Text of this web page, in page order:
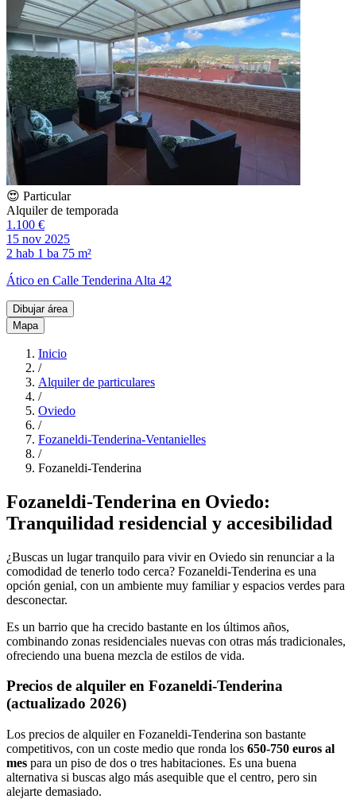
😍 Particular
Alquiler de temporada
1.100 €
15 nov 2025
2 hab 1 ba 75 m²
Ático en Calle Tenderina Alta 42
Dibujar área
Mapa
Inicio
/
Alquiler de particulares
/
Oviedo
/
Fozaneldi-Tenderina-Ventanielles
/
Fozaneldi-Tenderina
Fozaneldi-Tenderina en Oviedo:
Tranquilidad residencial y accesibilidad
¿Buscas un lugar tranquilo para vivir en Oviedo sin renunciar a la
comodidad de tenerlo todo cerca? Fozaneldi-Tenderina es una
opción genial, con un ambiente muy familiar y espacios verdes para
desconectar.
Es un barrio que ha crecido bastante en los últimos años,
combinando zonas residenciales nuevas con otras más tradicionales,
ofreciendo una buena mezcla de estilos de vida.
Precios de alquiler en Fozaneldi-Tenderina
(actualizado 2026)
Los precios de alquiler en Fozaneldi-Tenderina son bastante
competitivos, con un coste medio que ronda los 650-750 euros al
mes para un piso de dos o tres habitaciones. Es una buena
alternativa si buscas algo más asequible que el centro, pero sin
alejarte demasiado.